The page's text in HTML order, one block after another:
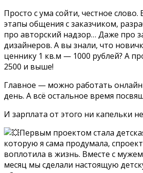
Просто с ума сойти, честное слово.
этапы общения с заказчиком,
про авторский надзор… Даже про
дизайнеров. А вы знали, что
ценнику 1 кв.м — 1000 рублей? А
2500 и выше!
Главное — можно работать онлайн
день. А всё остальное время
И зарплата от этого ни капельки
Первым проектом стала
которую я сама продумала,
воплотила в жизнь. Вместе с
месяц мы сделали настоящую